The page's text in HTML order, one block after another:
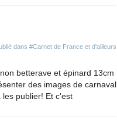
dans #Carnet de France et d'ailleurs
betterave et épinard 13cm
des images de carnaval
publier! Et c'est